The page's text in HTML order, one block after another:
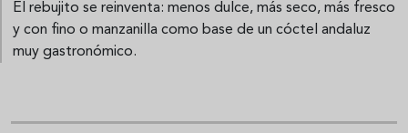
El rebujito se reinventa: menos dulce, más seco, más fresco
y con fino o manzanilla como base de un cóctel andaluz
muy gastronómico.